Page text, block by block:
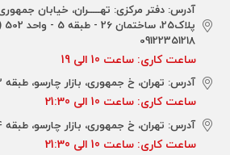
آدرس: دفتر مرکزی: تهـــــران، خیابان جمهوری،
09122351218
ساعت کاری: ساعت 10 الی 19
آدرس: تهران، خ جمهوری، بازار چارسو، طبقه 2 ، D46
ساعت کاری: ساعت 10 الی 21:30
آدرس: تهران، خ جمهوری، بازار چارسو، طبقه 4 ، F16
ساعت کاری: ساعت 10 الی 21:30